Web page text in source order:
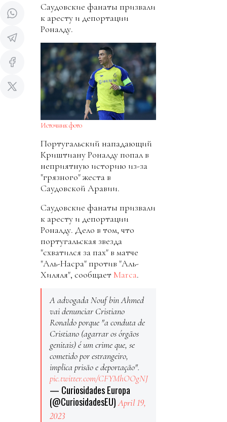
Саудовские фанаты призвали
к аресту и депортации
Роналду.
Источник фото
Португальский нападающий
Криштиану Роналду попал в
неприятную историю из-за
"грязного" жеста в
Саудовской Аравии.
Саудовские фанаты призвали
к аресту и депортации
Роналду. Дело в том, что
португальская звезда
"схватился за пах" в матче
"Аль-Насра" против "Аль-
Хиляля", сообщает Marca.
A advogada Nouf bin Ahmed
vai denunciar Cristiano
Ronaldo porque "a conduta de
Cristiano (agarrar os órgãos
genitais) é um crime que, se
cometido por estrangeiro,
implica prisão e deportação".
pic.twitter.com/CFYMhOOgNJ
— Curiosidades Europa
(@CuriosidadesEU) April 19,
2023